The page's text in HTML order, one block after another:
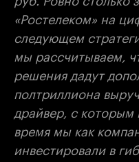
«Ростелеком» на
следующем
мы рассчитываем,
решения дадут
полтриллиона
драйвер, с
время мы как
инвестировали в